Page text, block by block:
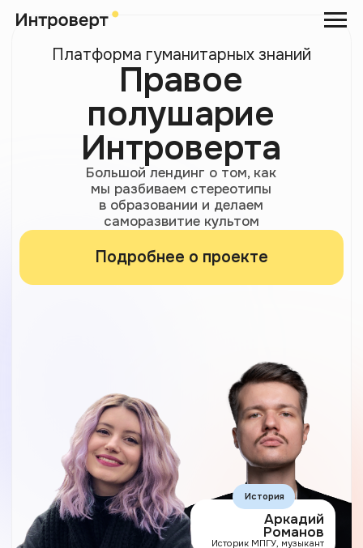
Историк МПГУ, музыкант
Нэлли Кундрюкова
Искусствовед, преподаватель-
исследователь (СПбГУ, РИИИ РАН)
Правое
полушарие
Интроверта
Большой лендинг о том, как
мы разбиваем стереотипы
в образовании и делаем
саморазвитие культом
Подробнее о проекте